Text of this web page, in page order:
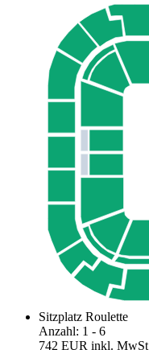
Sitzplatz Roulette
Anzahl: 1 - 6
742 EUR inkl. MwSt